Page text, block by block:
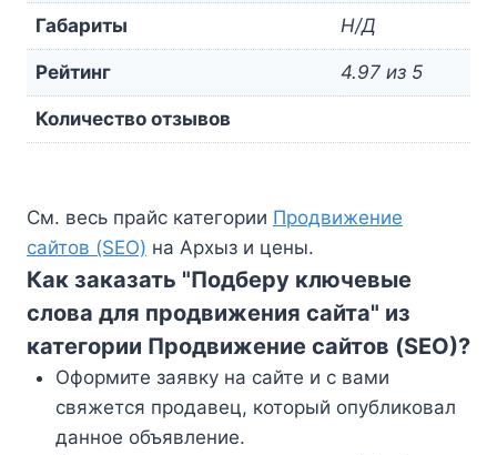
Габариты Н/Д
Рейтинг 4.97 из 5
Количество отзывов
См. весь прайс категории Продвижение
сайтов (SEO) на Архыз и цены.
Как заказать "Подберу ключевые
слова для продвижения сайта" из
категории Продвижение сайтов (SEO)?
Оформите заявку на сайте и с вами
свяжется продавец, который опубликовал
данное объявление.